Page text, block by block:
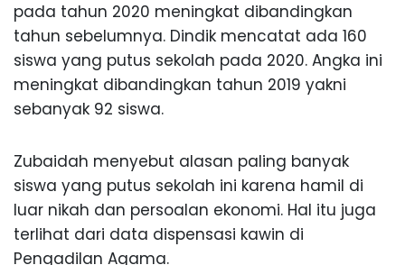
pada tahun 2020 meningkat dibandingkan
tahun sebelumnya. Dindik mencatat ada 160
siswa yang putus sekolah pada 2020. Angka ini
meningkat dibandingkan tahun 2019 yakni
sebanyak 92 siswa.
Zubaidah menyebut alasan paling banyak
siswa yang putus sekolah ini karena hamil di
luar nikah dan persoalan ekonomi. Hal itu juga
terlihat dari data dispensasi kawin di
Pengadilan Agama.